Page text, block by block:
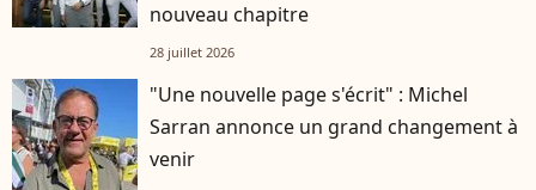
nouveau chapitre
28 juillet 2026
"Une nouvelle page s'écrit" : Michel
Sarran annonce un grand changement à
venir